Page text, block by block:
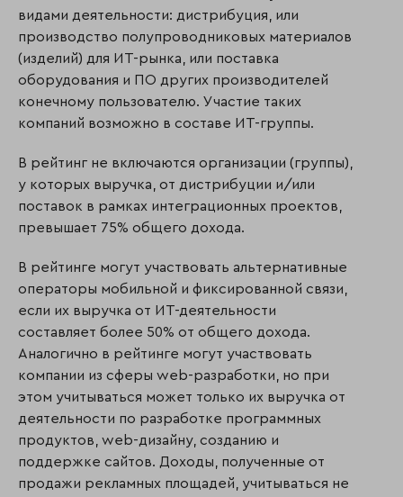
видами деятельности: дистрибуция, или
производство полупроводниковых материалов
(изделий) для ИТ-рынка, или поставка
оборудования и ПО других производителей
конечному пользователю. Участие таких
компаний возможно в составе ИТ-группы.
В рейтинг не включаются организации (группы),
у которых выручка, от дистрибуции и/или
поставок в рамках интеграционных проектов,
превышает 75% общего дохода.
В рейтинге могут участвовать альтернативные
операторы мобильной и фиксированной связи,
если их выручка от ИТ-деятельности
составляет более 50% от общего дохода.
Аналогично в рейтинге могут участвовать
компании из сферы web-разработки, но при
этом учитываться может только их выручка от
деятельности по разработке программных
продуктов, web-дизайну, созданию и
поддержке сайтов. Доходы, полученные от
продажи рекламных площадей, учитываться не